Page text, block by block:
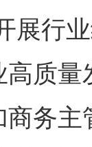
展行
质
务